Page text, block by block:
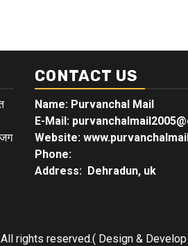
CONTACT US
Name: Purvanchal Mail
E-Mail:
Website:
Phone:
Address: Dehradun, uk
rights reserved.( Design &